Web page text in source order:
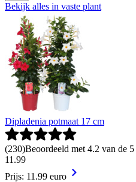
Bekijk alles in vaste plant
Dipladenia potmaat 17 cm
(230)Beoordeeld met 4.2 van de
11 .99
Prijs: 11.99 euro